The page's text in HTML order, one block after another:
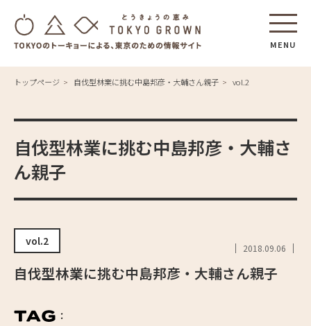
MENU
トップページ 自伐型林業に挑む中島邦彦・大輔さん親子 vol.2
自伐型林業に挑む中島邦彦・大輔さ
ん親子
vol.2
2018.09.06
自伐型林業に挑む中島邦彦・大輔さん親子